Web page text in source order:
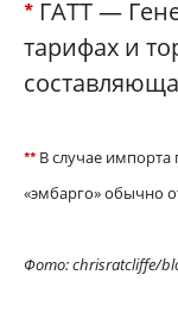
* ГАТТ —
тарифах и
** В случае импорта
«эмбарго» обычно
Фото: chrisratcliffe/